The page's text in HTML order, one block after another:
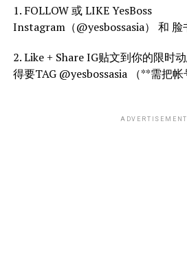
1. FOLLOW 或 LIKE YesBoss
Instagram（@yesbossasia） 和 脸
2. Like + Share IG贴文到你的限时
得要TAG @yesbossasia （**需把帐
ADVERTISEMENT